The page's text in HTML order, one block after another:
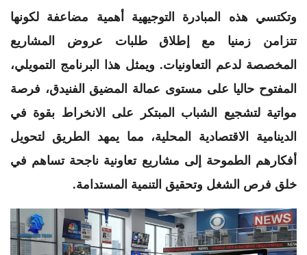
​وتكتسي هذه المبادرة التوجيهية أهمية مضاعفة لكونها
تتزامن زمنيا مع إطلاق طلبات عروض المشاريع
المخصصة لدعم التعاونيات. ويمثل هذا البرنامج التمويلي،
المفتوح حاليا على مستوى عمالة المضيق الفنيدق، فرصة
مواتية لتشجيع الشباب المبتكر على الانخراط بقوة في
الدينامية الاقتصادية المحلية، مما يمهد الطريق لتحويل
أفكارهم الطموحة إلى مشاريع تعاونية ناجحة تساهم في
خلق فرص الشغل وتحقيق التنمية المستدامة.